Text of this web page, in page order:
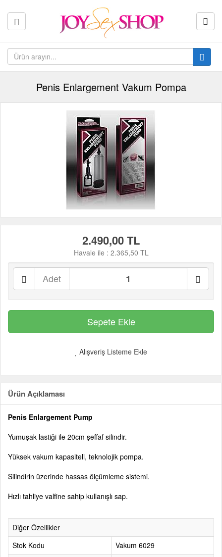
Penis Enlargement Vakum Pompa
2.490,00 TL
Havale ile : 2.365,50 TL
Adet
Alışveriş Listeme Ekle
Ürün Açıklaması
Penis Enlargement Pump
Yumuşak lastiği ile 20cm şeffaf silindir.
Yüksek vakum kapasiteli, teknolojik pompa.
Silindirin üzerinde hassas ölçümleme sistemi.
Hızlı tahliye valfine sahip kullanışlı sap.
Diğer Özellikler
Stok Kodu
Vakum 6029